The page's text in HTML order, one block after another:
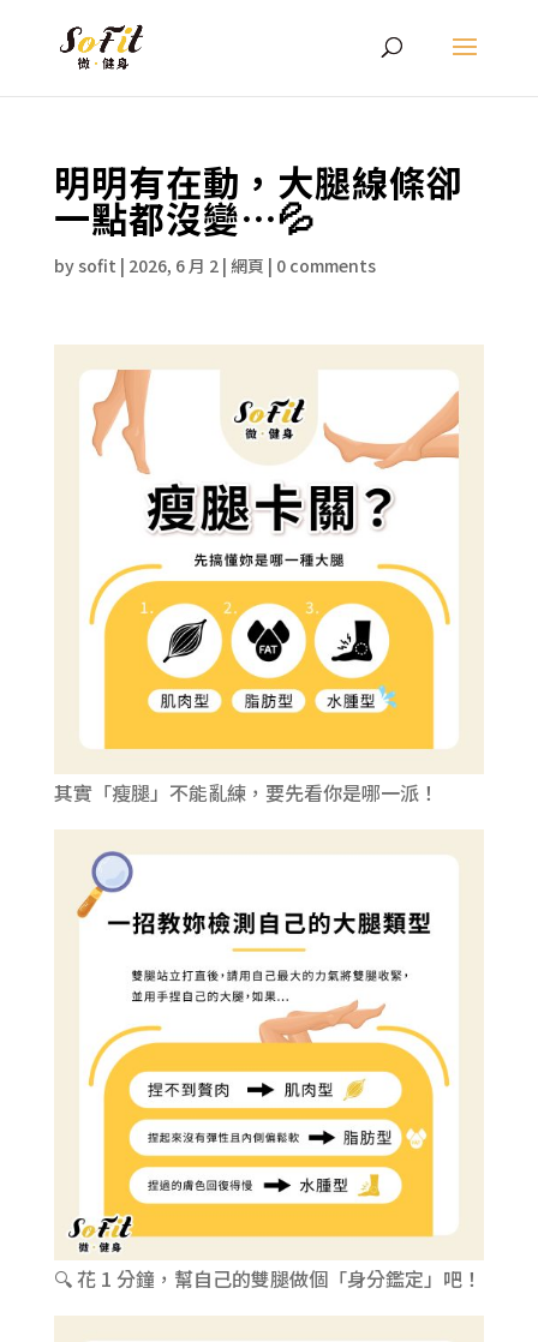
明明有在動，大腿線條卻
一點都沒變⋯💦
bysofit | 2026, 6 月 2| 網頁 | 0 comments
其實「瘦腿」不能亂練，要先看你是哪一派！
🔍 花 1 分鐘，幫自己的雙腿做個「身分鑑定」吧！